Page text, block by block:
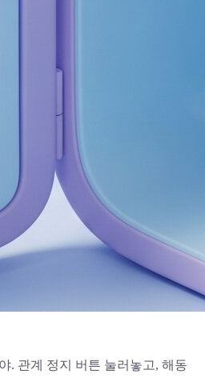
. 관계 정지 버튼 눌러놓고, 해동